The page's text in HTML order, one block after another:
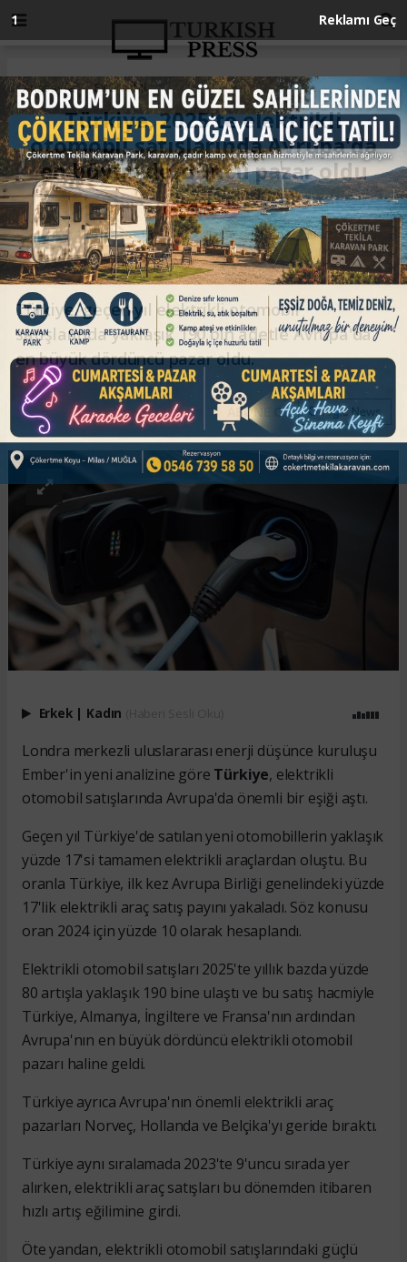
Anasayfa EKONOMİ
Türkiye, 2025'te elektrikli
otomobil satışlarında Avrupa'da
en büyük dördüncü pazar oldu
EKONOMİ
28.01.2026 - 10:47, Güncelleme: 28.01.2026 - 10:47
Türkiye, geçen yıl elektrikli otomobil
satışlarında yaklaşık 190 bin adetle Avrupa'da
en büyük dördüncü pazar oldu.
ABONE OL
Erkek | Kadın
Londra merkezli uluslararası enerji düşünce kuruluşu
Ember'in yeni analizine göre Türkiye, elektrikli
otomobil satışlarında Avrupa'da önemli bir eşiği aştı.
Geçen yıl Türkiye'de satılan yeni otomobillerin yaklaşık
yüzde 17'si tamamen elektrikli araçlardan oluştu. Bu
oranla Türkiye, ilk kez Avrupa Birliği genelindeki yüzde
17'lik elektrikli araç satış payını yakaladı. Söz konusu
oran 2024 için yüzde 10 olarak hesaplandı.
Elektrikli otomobil satışları 2025'te yıllık bazda yüzde
80 artışla yaklaşık 190 bine ulaştı ve bu satış hacmiyle
Türkiye, Almanya, İngiltere ve Fransa'nın ardından
Avrupa'nın en büyük dördüncü elektrikli otomobil
pazarı haline geldi.
Türkiye ayrıca Avrupa'nın önemli elektrikli araç
pazarları Norveç, Hollanda ve Belçika'yı geride bıraktı.
Türkiye aynı sıralamada 2023'te 9'uncu sırada yer
alırken, elektrikli araç satışları bu dönemden itibaren
hızlı artış eğilimine girdi.
Öte yandan, elektrikli otomobil satışlarındaki güçlü